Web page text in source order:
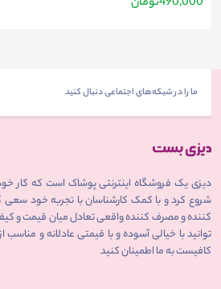
ما را در شبکه‌های اجتماعی دنبال کنید
دیزی یک فروشگاه اینترنتی پوشاک است که کار
شروع کرد و با کمک کارشناسان با تجربه خود سعی
کننده و مصرف کننده واقعی تعادل میان قیمت و
توانید با خیالی آسوده و با قیمتی عادلانه و
کافیست به ما اطمینان کنید